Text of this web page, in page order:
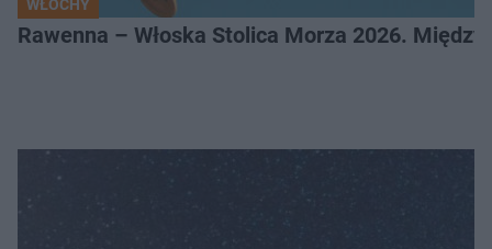
WŁOCHY
Rawenna – Włoska Stolica Morza 2026.